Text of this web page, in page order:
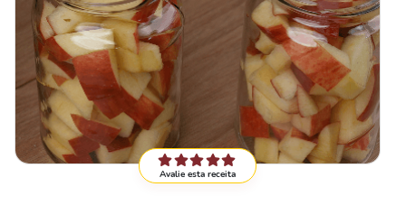
Avalie esta receita